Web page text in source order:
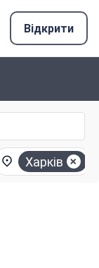
Відкрити
Харків